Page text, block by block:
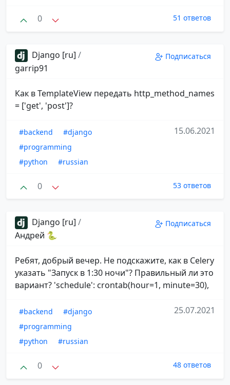
0 51 ответов
Django [ru] /
garrip91
Подписаться
Как в TemplateView передать http_method_names
= ['get', 'post']?
#backend
#django
#programming
#python
#russian
15.06.2021
0 53 ответов
Django [ru] /
Андрей 🐍
Подписаться
Ребят, добрый вечер. Не подскажите, как в Celery
указать "Запуск в 1:30 ночи"? Правильный ли это
вариант? 'schedule': crontab(hour=1, minute=30),
#backend
#django
#programming
#python
#russian
25.07.2021
0 48 ответов